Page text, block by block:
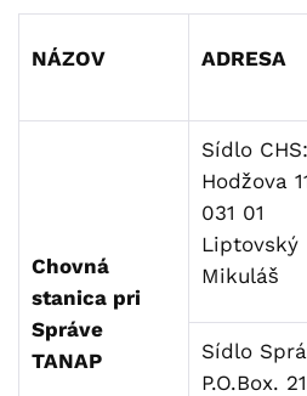
NÁZOV ADRESA
Chovná
stanica pri
Správe
TANAP
Sídlo CHS:
Hodžova
031 01
Liptovský
Mikuláš
Sídlo
P.O.Box. 21